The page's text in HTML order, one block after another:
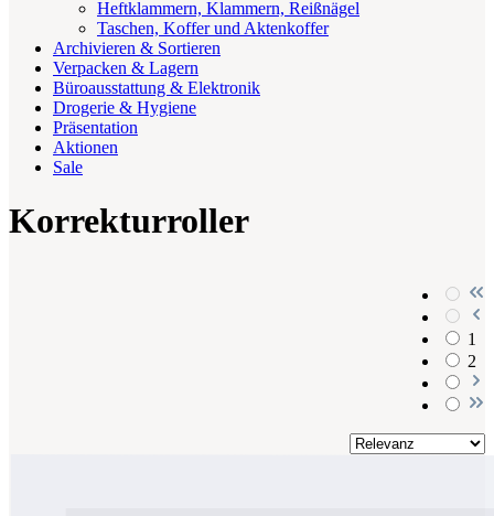
Heftklammern, Klammern, Reißnägel
Taschen, Koffer und Aktenkoffer
Archivieren & Sortieren
Verpacken & Lagern
Büroausstattung & Elektronik
Drogerie & Hygiene
Präsentation
Aktionen
Sale
Korrekturroller
1
2